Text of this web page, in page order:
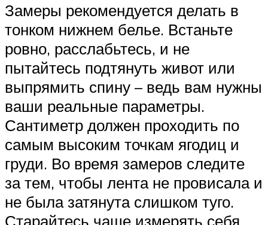
Замеры рекомендуется делать в
тонком нижнем белье. Встаньте
ровно, расслабьтесь, и не
пытайтесь подтянуть живот или
выпрямить спину – ведь вам нужны
ваши реальные параметры.
Сантиметр должен проходить по
самым высоким точкам ягодиц и
груди. Во время замеров следите
за тем, чтобы лента не провисала и
не была затянута слишком туго.
Старайтесь чаще измерять себя,